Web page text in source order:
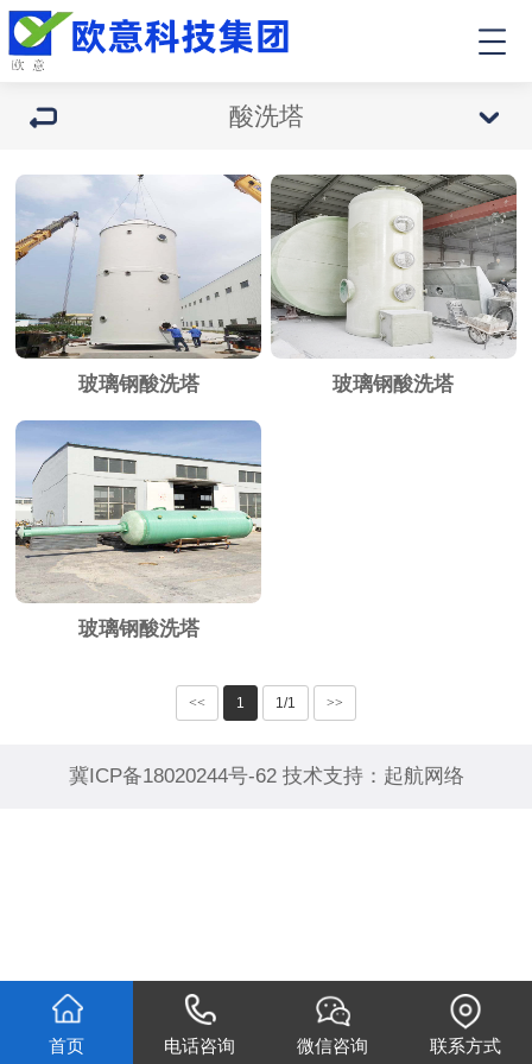
酸洗塔
玻璃钢酸洗塔 玻璃钢酸洗塔
玻璃钢酸洗塔
<< 1 1/1 >>
冀ICP备18020244号-62技术支持： 起航网络
首页 电话咨询 微信咨询 联系方式